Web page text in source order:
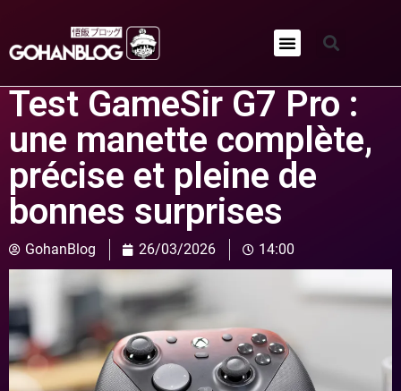
Test GameSir G7 Pro :
une manette complète,
précise et pleine de
bonnes surprises
GohanBlog 26/03/2026 14:00